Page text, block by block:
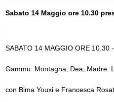
Sabato 14 Maggio ore 10.30
SABATO 14 MAGGIO ORE 10.30
Gammu: Montagna, Dea, Madre.
con Bima Youxi e Francesca